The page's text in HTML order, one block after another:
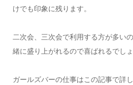
けでも印象に残ります。
二次会、三次会で利用する方が多い
緒に盛り上がれるので喜ばれるでしょ
ガールズバーの仕事はこの記事で詳